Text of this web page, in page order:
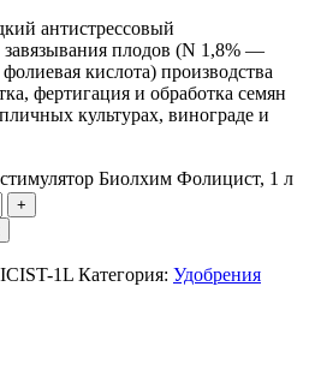
антистрессовый
завязывания плодов (N 1,8% —
кислота) производства
фертигация и обработка семян
культурах, винограде и
Биолхим Фолицист, 1 л
1L Категория: Удобрения